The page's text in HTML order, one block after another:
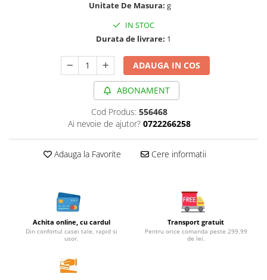
Cereale, fulgi din cereale, mic
Orez, Faina si Premixuri
Pudre si prafuri
Conserve, Pateuri, creme
Leguminoase si seminte
Fermenti si gelifianti
Produse din soia
Produse care inlocuiesc carnea
Unitate De Masura: g
IN STOC
Durata de livrare: 1
ADAUGA IN COS
ABONAMENT
Cod Produs: 556468
Ai nevoie de ajutor? 0722266258
Adauga la Favorite Cere informatii
Achita online, cu cardul
Din confortul casei tale, rapid si
usor.
Transport gratuit
Pentru orice comanda peste 299,99
de lei.